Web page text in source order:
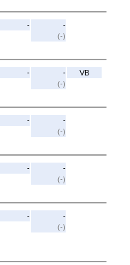
-
-
(-)
-
-
(-)
VB
-
-
(-)
-
-
(-)
-
-
(-)